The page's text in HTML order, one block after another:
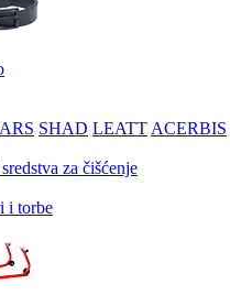
SHAD LEATT ACERBIS
za čišćenje
i torbe